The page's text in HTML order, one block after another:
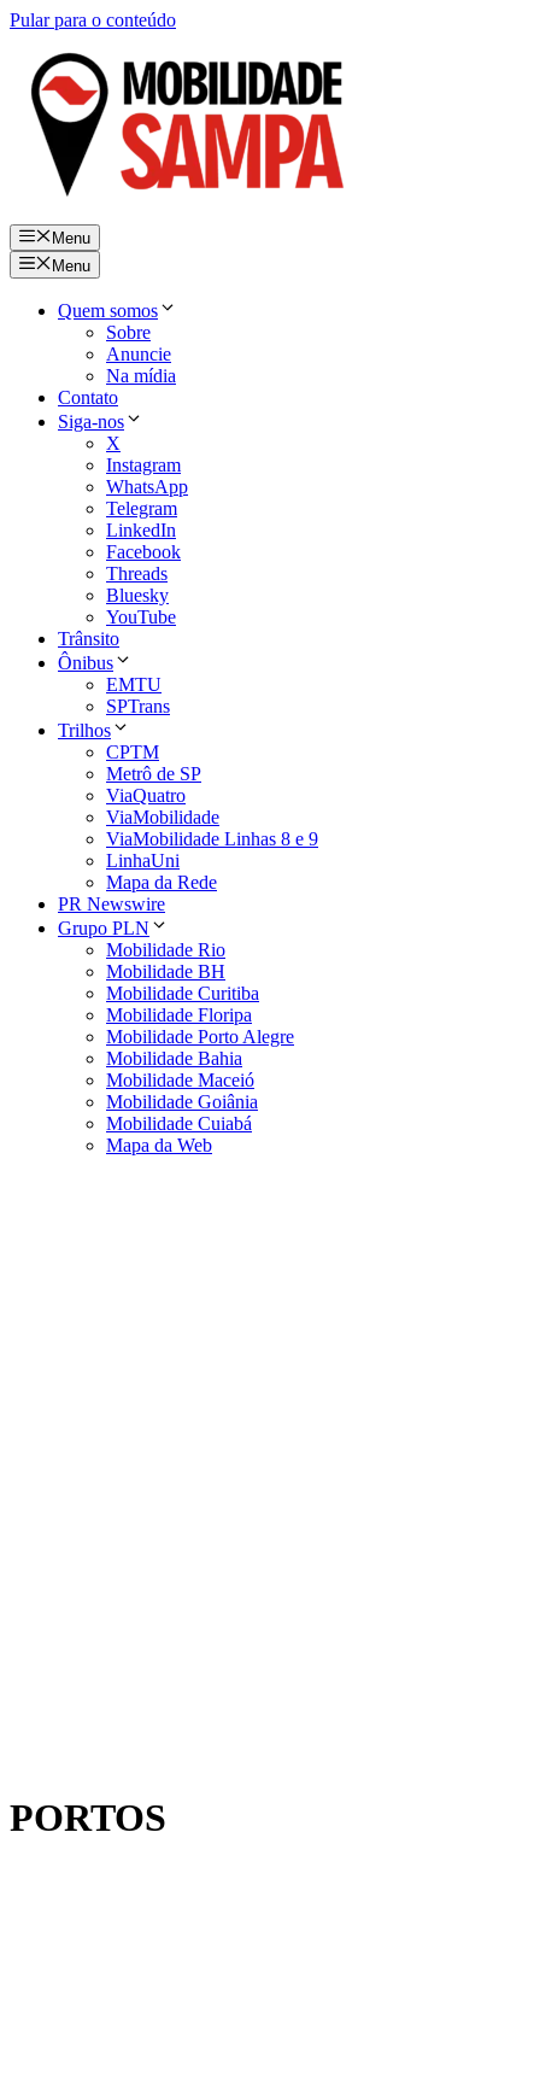
Pular para o conteúdo
Menu
Menu
Quem somos
Sobre
Anuncie
Na mídia
Contato
Siga-nos
X
Instagram
WhatsApp
Telegram
LinkedIn
Facebook
Threads
Bluesky
YouTube
Trânsito
Ônibus
EMTU
SPTrans
Trilhos
CPTM
Metrô de SP
ViaQuatro
ViaMobilidade
ViaMobilidade Linhas 8 e 9
LinhaUni
Mapa da Rede
PR Newswire
Grupo PLN
Mobilidade Rio
Mobilidade BH
Mobilidade Curitiba
Mobilidade Floripa
Mobilidade Porto Alegre
Mobilidade Bahia
Mobilidade Maceió
Mobilidade Goiânia
Mobilidade Cuiabá
Mapa da Web
PORTOS